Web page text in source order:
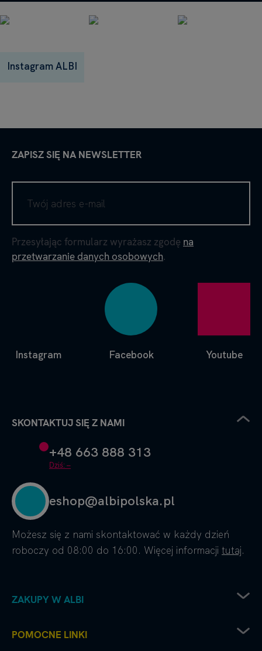
Instagram ALBI
ZAPISZ SIĘ NA NEWSLETTER
Przesyłając formularz wyrażasz zgodę na
przetwarzanie danych osobowych.
Facebook
Instagram Youtube
SKONTAKTUJ SIĘ Z NAMI
+48 663 888 313
Dziś: –
eshop@albipolska.pl
Możesz się z nami skontaktować w każdy dzień
roboczy od 08:00 do 16:00. Więcej informacji tutaj.
ZAKUPY W ALBI
Sposoby dostawy
POMOCNE LINKI